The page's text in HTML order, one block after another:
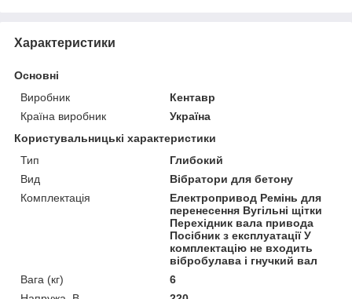
Характеристики
Основні
Виробник
Кентавр
Країна виробник
Україна
Користувальницькі характеристики
Тип
Глибокий
Вид
Вібратори для бетону
Комплектація
Електропривод Ремінь для
перенесення Вугільні щітки
Перехідник вала привода
Посібник з експлуатації У
комплектацію не входить
вібробулава і гнучкий вал
Вага (кг)
6